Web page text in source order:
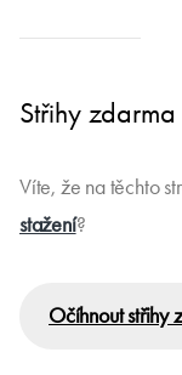
Střihy zdarma
Víte, že na těchto
stažení?
Očíhnout střihy